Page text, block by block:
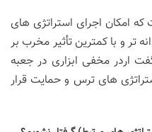
که امکان اجرای استراتژی های
و با کمترین تأثیر مخرب بر
اردر مخفی ابزاری در جعبه
های ترس و حمایت قرار